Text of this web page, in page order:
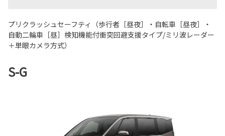
プリクラッシュセーフティ（歩行者［昼夜］・自転車［昼夜］・
自動二輪車［昼］検知機能付衝突回避支援タイプ/ミリ波レーダー
＋単眼カメラ方式）
S-G